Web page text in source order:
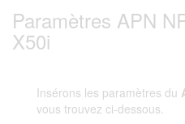
Paramètres APN
X50i
Insérons les paramètres du
vous trouvez ci-dessous.